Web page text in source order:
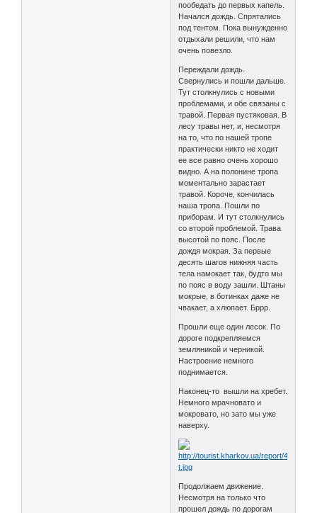
пообедать до первых капель.
Начался дождь. Спрятались
под тентом. Пока вынужденно
отдыхали решили, что нам
очень повезло.
Переждали дождь.
Свернулись и пошли дальше.
Тут столкнулись с новыми
проблемами, и обе связаны с
травой. Первая пустяковая. В
лесу травы нет, и, несмотря
на то, что по нашей тропе
практически никто не ходит
ее все равно очень хорошо
видно. А на полонине тропа
моментально зарастает
травой. Короче, кончилась
наша тропа. Пошли по
приборам. И тут столкнулись
со второй проблемой. Трава
высотой по пояс. После
дождя мокрая. За первые
десять шагов нижняя часть
тела намокает так, будто мы
по пояс в воду зашли. Штаны
мокрые, в ботинках даже не
чвакает, а хлюпает. Бррр.
Прошли еще один лесок. По
дороге подкрепляемся
земляникой и черникой.
Настроение немного
поднимается.
Наконец-то вышли на хребет.
Немного мрачновато и
мокровато, но зато мы уже
наверху.
Продолжаем движение.
Несмотря на только что
прошел дождь по дорогам